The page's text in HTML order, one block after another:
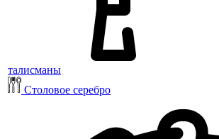
талисманы
Столовое серебро